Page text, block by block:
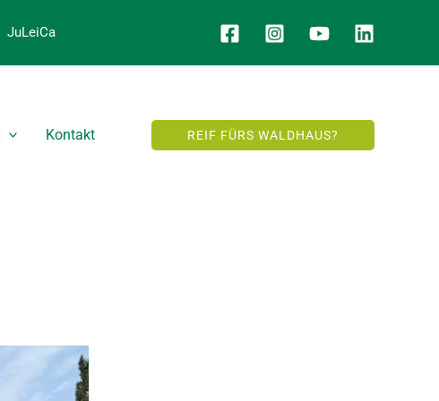
JuLeiCa
Kontakt REIF FÜRS WALDHAUS?